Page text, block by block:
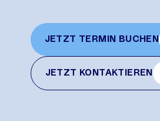
JETZT TERMIN BUCHEN
JETZT KONTAKTIEREN